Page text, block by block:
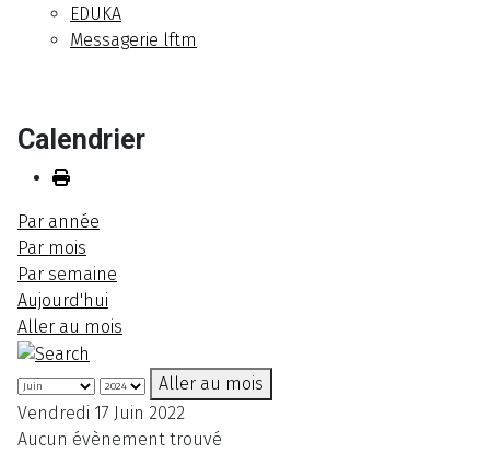
EDUKA
Messagerie lftm
Calendrier
Par année
Par mois
Par semaine
Aujourd'hui
Aller au mois
Aller au mois
Vendredi 17 Juin 2022
Aucun évènement trouvé